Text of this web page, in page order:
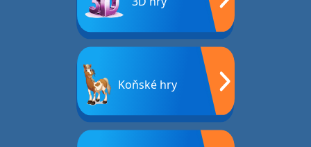
Koňské hry